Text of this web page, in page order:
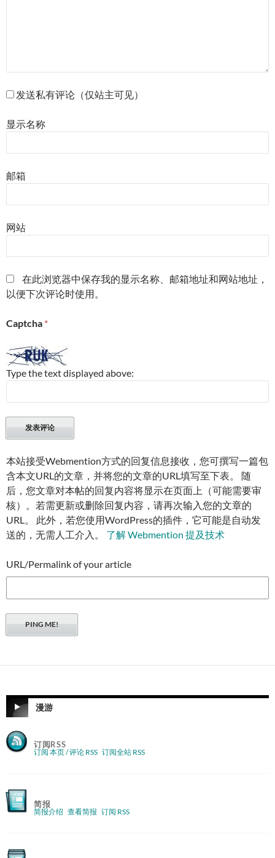
发送私有评论（仅站主可见）
显示名称
邮箱
网站
在此浏览器中保存我的显示名称、邮箱地址和网站地址，
以便下次评论时使用。
Captcha *
Type the text displayed above:
本站接受Webmention方式的回复信息接收，您可撰写一篇包
含本文URL的文章，并将您的文章的URL填写至下表。 随
后，您文章对本帖的回复内容将显示在页面上（可能需要审
核）。若需更新或删除回复内容，请再次输入您的文章的
URL。 此外，若您使用WordPress的插件，它可能是自动发
送的，无需人工介入。 了解 Webmention 提及技术
URL/Permalink of your article
漫游
订阅RSS
订阅 本页 / 评论 RSS 订阅全站 RSS
简报
简报介绍 查看简报 订阅 RSS